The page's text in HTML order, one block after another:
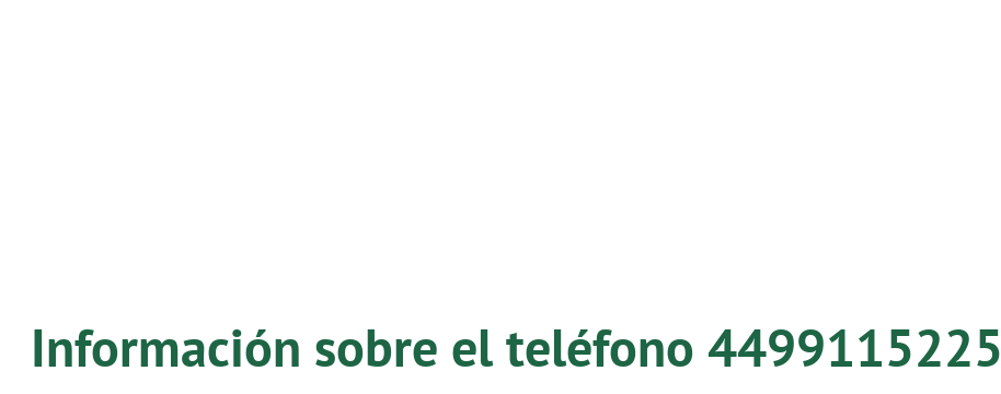
Información sobre el teléfono 4499115225